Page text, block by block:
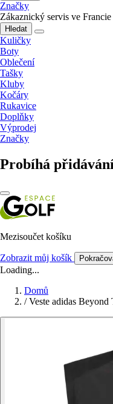
Značky
Zákaznický servis ve Francie
Hledat
Kuličky
Boty
Oblečení
Tašky
Kluby
Kočáry
Rukavice
Doplňky
Výprodej
Značky
Probíhá
Mezisoučet košíku
Zobrazit můj košík
Loading...
Domů
/ Veste adidas Beyond